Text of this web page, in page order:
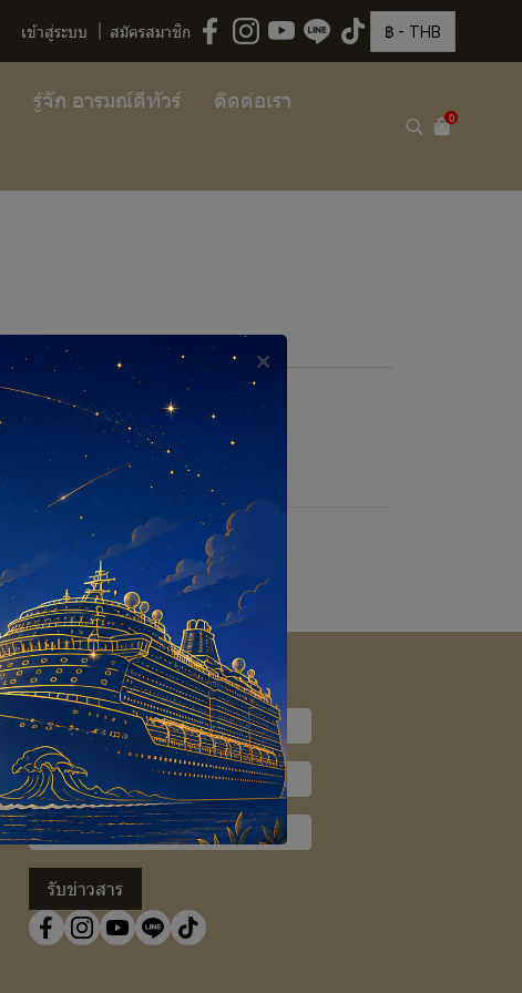
เข้าสู่ระบบ สมัครสมาชิก ฿ - THB
รู้จัก อารมณ์ดีทัวร์
ติดต่อเรา
0
SUBSCRIBE
รับข่าวสาร